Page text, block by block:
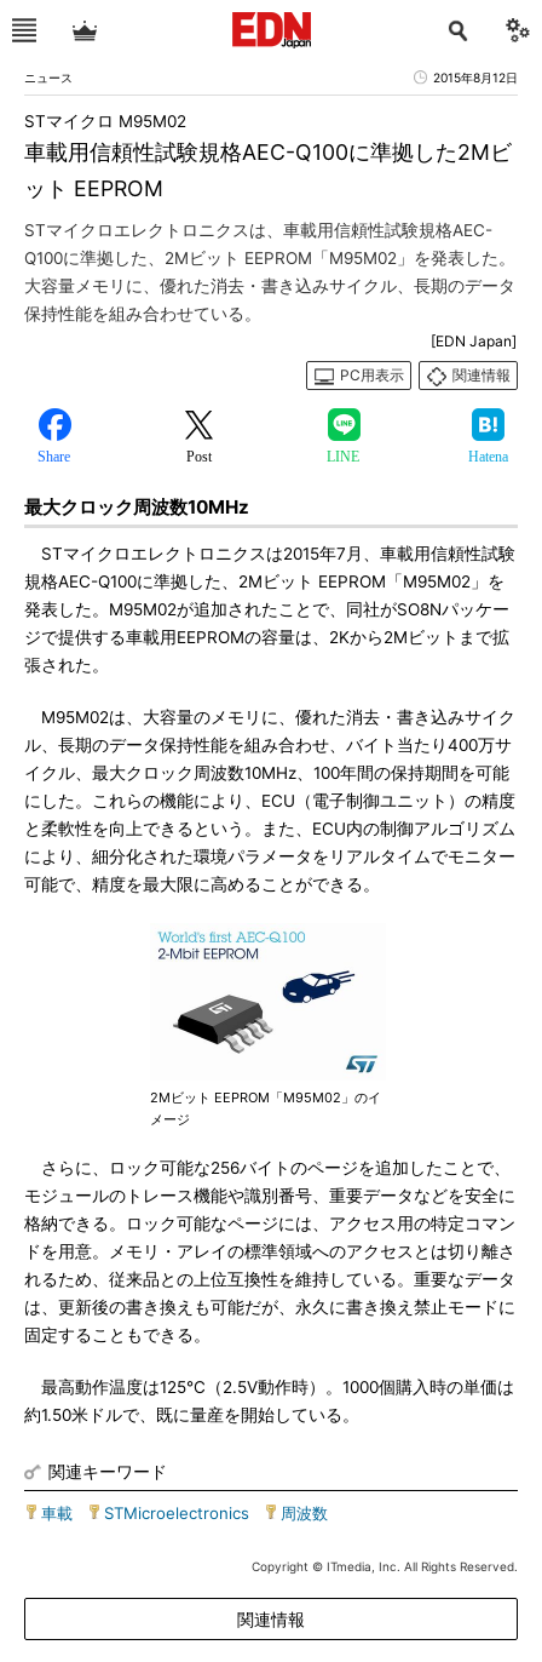
ニュース 2015年8月12日
車載用信頼性試験規格AEC-Q100に準拠した2Mビ
ット EEPROM
STマイクロ M95M02
STマイクロエレクトロニクスは、車載用信頼性試験規格AEC-
Q100に準拠した、2Mビット EEPROM「M95M02」を発表した。
大容量メモリに、優れた消去・書き込みサイクル、長期のデータ
保持性能を組み合わせている。
[EDN Japan]
PC用表示
関連情報
Share Post LINE Hatena
最大クロック周波数10MHz
STマイクロエレクトロニクスは2015年7月、車載用信頼性試験
規格AEC-Q100に準拠した、2Mビット EEPROM「M95M02」を
発表した。M95M02が追加されたことで、同社がSO8Nパッケー
ジで提供する車載用EEPROMの容量は、2Kから2Mビットまで拡
張された。
M95M02は、大容量のメモリに、優れた消去・書き込みサイク
ル、長期のデータ保持性能を組み合わせ、バイト当たり400万サ
イクル、最大クロック周波数10MHz、100年間の保持期間を可能
にした。これらの機能により、ECU（電子制御ユニット）の精度
と柔軟性を向上できるという。また、ECU内の制御アルゴリズム
により、細分化された環境パラメータをリアルタイムでモニター
可能で、精度を最大限に高めることができる。
2Mビット EEPROM「M95M02」のイ
メージ
さらに、ロック可能な256バイトのページを追加したことで、
モジュールのトレース機能や識別番号、重要データなどを安全に
格納できる。ロック可能なページには、アクセス用の特定コマン
ドを用意。メモリ・アレイの標準領域へのアクセスとは切り離さ
れるため、従来品との上位互換性を維持している。重要なデータ
は、更新後の書き換えも可能だが、永久に書き換え禁止モードに
固定することもできる。
最高動作温度は125℃（2.5V動作時）。1000個購入時の単価は
約1.50米ドルで、既に量産を開始している。
関連キーワード
車載 STMicroelectronics 周波数
Copyright © ITmedia, Inc. All Rights Reserved.
関連情報